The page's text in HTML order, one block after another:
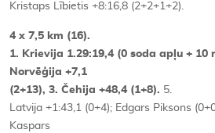
Kristaps Lībietis +8:16,8 (2+2+1+2).
4 x 7,5 km (16).
1. Krievija 1.29:19,4 (0 soda apļu + 10
Norvēģija +7,1
(2+13), 3. Čehija +48,4 (1+8). 5.
Latvija +1:43,1 (0+4); Edgars Piksons
Kaspars